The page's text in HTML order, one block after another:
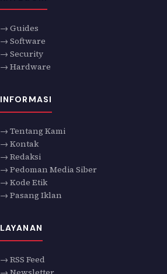
→ Guides
→ Software
→ Security
→ Hardware
INFORMASI
→ Tentang Kami
→ Kontak
→ Redaksi
→ Pedoman Media Siber
→ Kode Etik
→ Pasang Iklan
LAYANAN
→ RSS Feed